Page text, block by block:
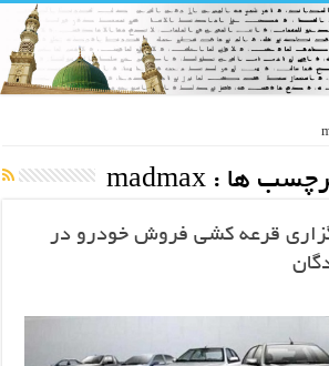
ها : madmax
قرعه کشی فروش خودرو در